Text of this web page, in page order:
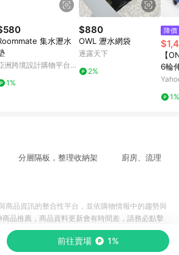
集水瀝水
洲跨境設計購物平台
1%
$880
OWL 瀝水網袋
逐露天下
2%
降價
【
6輪
推車
1%
分層隔板，整理收納架 廚房、流理
前往賣場 1%
商品資訊的整合性平台，並依購物情報中的趨勢與
品推薦，商品資料更新會有時間差，請務必點擊
認現售價與購物條件，一切資訊以合作廠商網頁為